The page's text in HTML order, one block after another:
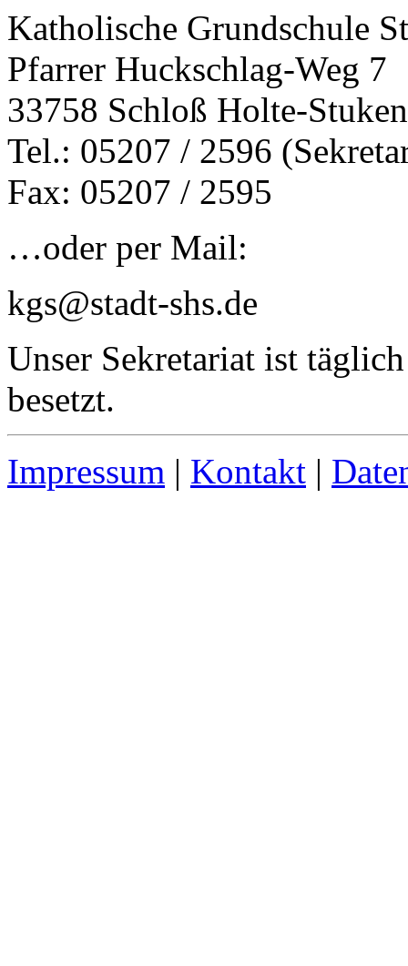
Katholische Grundschule
Pfarrer Huckschlag-Weg 7
33758 Schloß Holte-
Tel.: 05207 / 2596
Fax: 05207 / 2595
…oder per Mail:
kgs@stadt-shs.de
Unser Sekretariat ist
besetzt.
Impressum | Kontakt |